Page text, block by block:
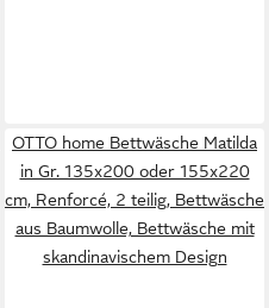
OTTO home Bettwäsche Matilda
in Gr. 135x200 oder 155x220
cm, Renforcé, 2 teilig, Bettwäsche
aus Baumwolle, Bettwäsche mit
skandinavischem Design